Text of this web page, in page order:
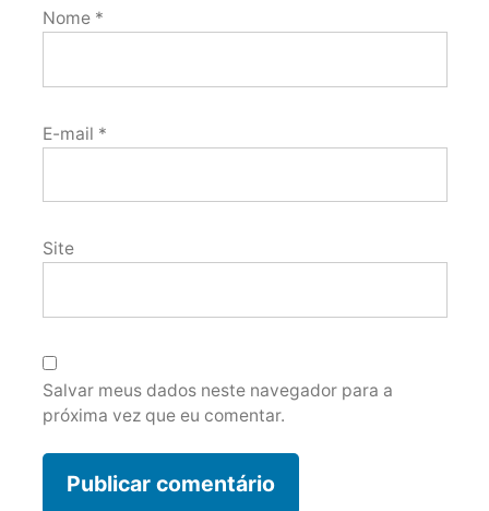
Nome *
E-mail *
Site
Salvar meus dados neste navegador para a
próxima vez que eu comentar.